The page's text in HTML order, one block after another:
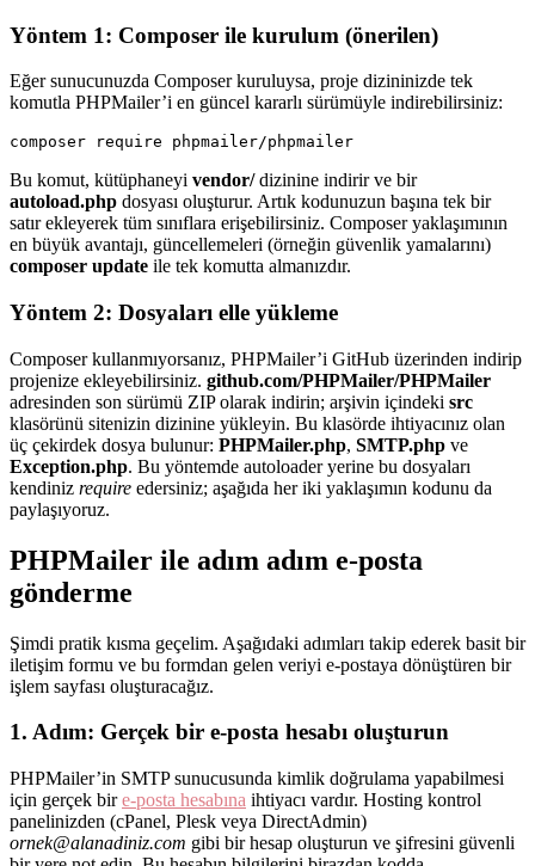
Yöntem 1: Composer ile kurulum (önerilen)
Eğer sunucunuzda Composer kuruluysa, proje dizininizde tek
komutla PHPMailer’i en güncel kararlı sürümüyle indirebilirsiniz:
composer require phpmailer/phpmailer
Bu komut, kütüphaneyi vendor/dizinine indirir ve bir
autoload.php dosyası oluşturur. Artık kodunuzun başına tek bir
satır ekleyerek tüm sınıflara erişebilirsiniz. Composer yaklaşımının
en büyük avantajı, güncellemeleri (örneğin güvenlik yamalarını)
composer update ile tek komutta almanızdır.
Yöntem 2: Dosyaları elle yükleme
Composer kullanmıyorsanız, PHPMailer’i GitHub üzerinden indirip
projenize ekleyebilirsiniz. github.com/PHPMailer/PHPMailer
adresinden son sürümü ZIP olarak indirin; arşivin içindeki src
klasörünü sitenizin dizinine yükleyin. Bu klasörde ihtiyacınız olan
üç çekirdek dosya bulunur: PHPMailer.php, SMTP.php ve
Exception.php. Bu yöntemde autoloader yerine bu dosyaları
kendiniz require edersiniz; aşağıda her iki yaklaşımın kodunu da
paylaşıyoruz.
PHPMailer ile adım adım e-posta
gönderme
Şimdi pratik kısma geçelim. Aşağıdaki adımları takip ederek basit bir
iletişim formu ve bu formdan gelen veriyi e-postaya dönüştüren bir
işlem sayfası oluşturacağız.
1. Adım: Gerçek bir e-posta hesabı oluşturun
PHPMailer’in SMTP sunucusunda kimlik doğrulama yapabilmesi
için gerçek bire-posta hesabına ihtiyacı vardır. Hosting kontrol
panelinizden (cPanel, Plesk veya DirectAdmin)
ornek@alanadiniz.com gibi bir hesap oluşturun ve şifresini güvenli